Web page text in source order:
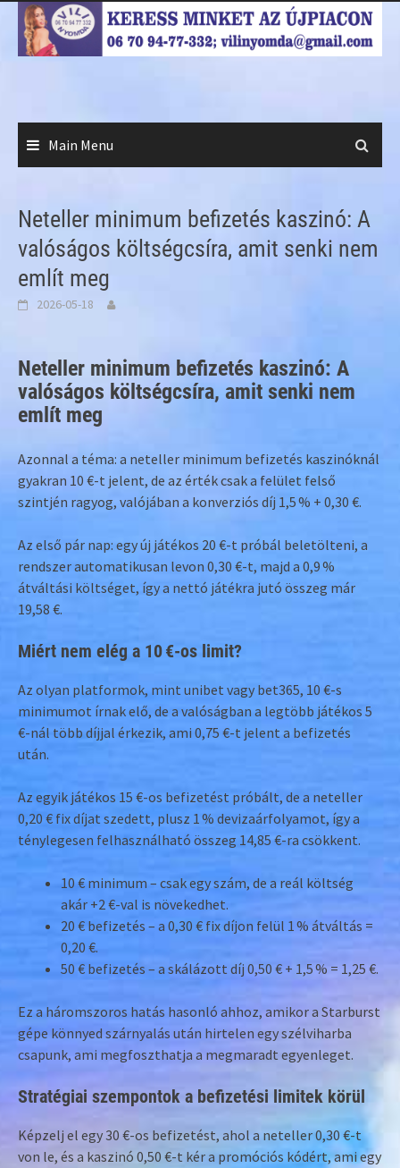
Skip
content
Main Menu
Neteller minimum befizetés kaszinó: A
valóságos költségcsíra, amit senki nem
említ meg
2026-05-18
Neteller minimum befizetés kaszinó: A
valóságos költségcsíra, amit senki nem
említ meg
Azonnal a téma: a neteller minimum befizetés kaszinóknál
gyakran 10 €-t jelent, de az érték csak a felület felső
szintjén ragyog, valójában a konverziós díj 1,5 % + 0,30 €.
Az első pár nap: egy új játékos 20 €-t próbál beletölteni, a
rendszer automatikusan levon 0,30 €-t, majd a 0,9 %
átváltási költséget, így a nettó játékra jutó összeg már
19,58 €.
Miért nem elég a 10 €-os limit?
Az olyan platformok, mint unibet vagy bet365, 10 €-s
minimumot írnak elő, de a valóságban a legtöbb játékos 5
€-nál több díjjal érkezik, ami 0,75 €-t jelent a befizetés
után.
Az egyik játékos 15 €-os befizetést próbált, de a neteller
0,20 € fix díjat szedett, plusz 1 % devizaárfolyamot, így a
ténylegesen felhasználható összeg 14,85 €-ra csökkent.
10 € minimum – csak egy szám, de a reál költség
akár +2 €-val is növekedhet.
20 € befizetés – a 0,30 € fix díjon felül 1 % átváltás =
0,20 €.
50 € befizetés – a skálázott díj 0,50 € + 1,5 % = 1,25 €.
Ez a háromszoros hatás hasonló ahhoz, amikor a Starburst
gépe könnyed szárnyalás után hirtelen egy szélviharba
csapunk, ami megfoszthatja a megmaradt egyenleget.
Stratégiai szempontok a befizetési limitek körül
Képzelj el egy 30 €-os befizetést, ahol a neteller 0,30 €-t
von le, és a kaszinó 0,50 €-t kér a promóciós kódért, ami egy